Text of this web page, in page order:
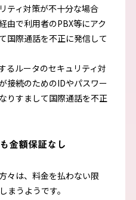
ティ対策が不十分な場合
由で利用者のPBX等にアク
国際通話を不正に発信して
るルータのセキュリティ対
接続のためのIDやパスワー
りすまして国際通話を不正
金額保証なし
々は、料金を払わない限
まうようです。